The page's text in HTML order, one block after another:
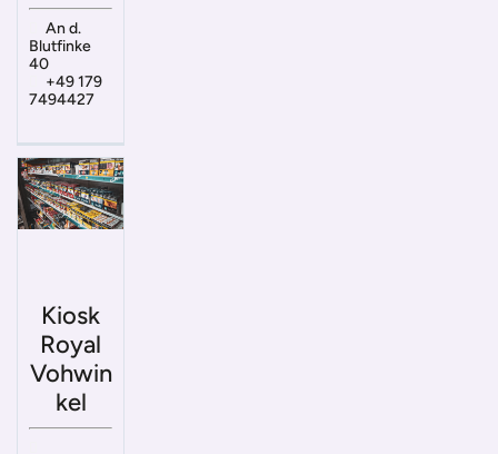
An d.
Blutfinke
40
+49 179
7494427
Kiosk
Royal
Vohwin
kel